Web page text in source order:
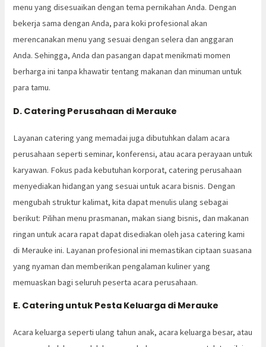
menu yang disesuaikan dengan tema pernikahan Anda. Dengan
bekerja sama dengan Anda, para koki profesional akan
merencanakan menu yang sesuai dengan selera dan anggaran
Anda. Sehingga, Anda dan pasangan dapat menikmati momen
berharga ini tanpa khawatir tentang makanan dan minuman untuk
para tamu.
D. Catering Perusahaan di Merauke
Layanan catering yang memadai juga dibutuhkan dalam acara
perusahaan seperti seminar, konferensi, atau acara perayaan untuk
karyawan. Fokus pada kebutuhan korporat, catering perusahaan
menyediakan hidangan yang sesuai untuk acara bisnis. Dengan
mengubah struktur kalimat, kita dapat menulis ulang sebagai
berikut: Pilihan menu prasmanan, makan siang bisnis, dan makanan
ringan untuk acara rapat dapat disediakan oleh jasa catering kami
di Merauke ini. Layanan profesional ini memastikan ciptaan suasana
yang nyaman dan memberikan pengalaman kuliner yang
memuaskan bagi seluruh peserta acara perusahaan.
E. Catering untuk Pesta Keluarga di Merauke
Acara keluarga seperti ulang tahun anak, acara keluarga besar, atau